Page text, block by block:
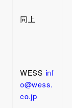
同上
WESS inf
o@wess.
co.jp